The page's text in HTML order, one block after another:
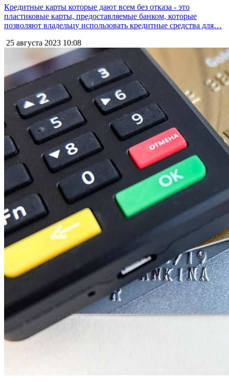
Кредитные карты которые дают всем без отказа - это
пластиковые карты, предоставляемые банком, которые
позволяют владельцу использовать кредитные средства для…
25 августа 2023 10:08